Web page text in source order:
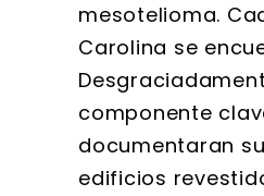
mesotelioma.
Carolina se
componente
documentaran
edificios